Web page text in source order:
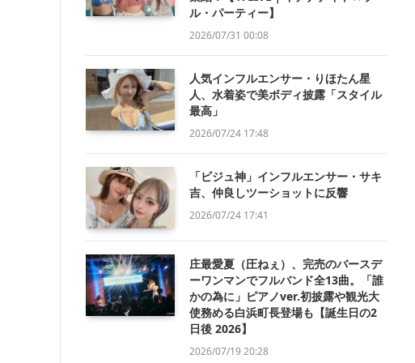
ル・パーティー】
2026/07/31 00:08
人気インフルエンサー・りほたん星
人、水着姿で美ボディ披露「スタイル
最高」
2026/07/24 17:48
「ビジュ神」インフルエンサー・サキ
吉、仲良しツーショットに反響
2026/07/24 17:41
庄最愛夏（圧ねぇ）、完売のバースデ
ーワンマンでフルバンド全13曲。「誰
かの為に」ピアノver.初披露や観光大
使務める白浜町長登場も【誕生日の2
日後 2026】
2026/07/19 20:28